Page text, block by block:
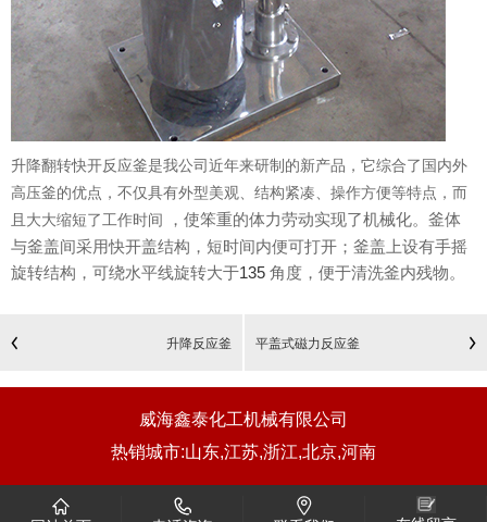
升降翻转快开反应釜是我公司近年来研制的新产品，它综合了国内外
高压釜的优点，不仅具有外型美观、结构紧凑、操作方便等特点，而
且大大缩短了工作时间
，使笨重的体力劳动实现了机械化。釜体
与釜盖间采用快开盖结构，短时间内便可打开；釜盖上设有手摇
旋转结构，可绕水平线旋转大于135 角度，便于清洗釜内残物。
升降反应釜 平盖式磁力反应釜
威海鑫泰化工机械有限公司
热销城市:山东,江苏,浙江,北京,河南